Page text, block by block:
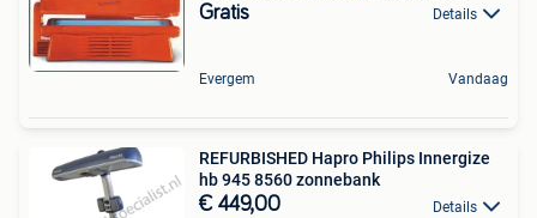
Gratis Details
Evergem Vandaag
REFURBISHED Hapro Philips Innergize
hb 945 8560 zonnebank
€ 449,00 Details